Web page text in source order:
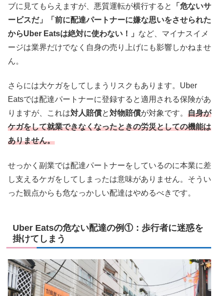
ブに見てもらえますが、悪質運転が横行すると
「危ないサ
ービスだ」「前に配達パートナーに嫌な思いをさせられた
からUber Eatsは絶対に使わない！」 など、マイナスイメ
ージは業界だけでなく自身の売り上げにも影響しかねませ
ん。
さらには大ケガをしてしまうリスクもあります。Uber
Eatsでは配達パートナーに登録すると適用される保険があ
りますが、これは対人賠償と対物賠償が対象です。 自身が
ケガをして就業できなくなったときの労災としての機能は
ありません。
せっかく副業では配達パートナーをしているのに本業に差
し支えるケガをしてしまったは意味がありません。そうい
った観点からも危なっかしい配達はやめるべきです。
Uber Eatsの危ない配達の例①：歩行者に迷惑を
掛けてしまう